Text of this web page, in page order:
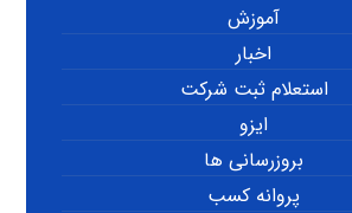
آموزش
اخبار
استعلام ثبت شرکت
ایزو
بروزرسانی ها
پروانه کسب